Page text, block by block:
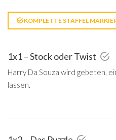
KOMPLETTE STAFFEL
1x1 – Stock oder Twist
Harry Da Souza wird gebeten,
lassen.